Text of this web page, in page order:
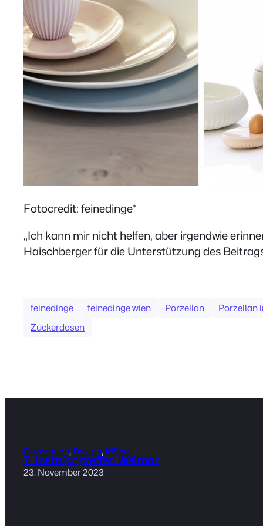
Fotocredit: feinedinge*
„Ich kann mir nicht helfen, aber irgendwie
Haischberger für die Unterstützung des
feinedinge feinedinge wien Porzellan
Porzellan
Zuckerdosen
Dekoration, Design, Möbel
7. Insta(dt)treffen Weimar
23. November 2023